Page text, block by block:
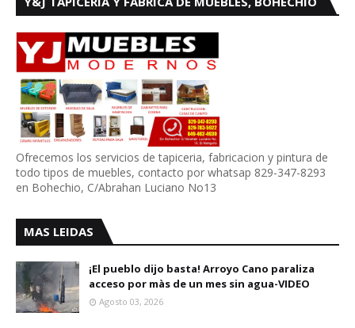
Ofrecemos los servicios de tapiceria, fabricacion y pintura de
todo tipos de muebles, contacto por whatsap 829-347-8293
en Bohechio, C/Abrahan Luciano No13
MAS LEIDAS
¡El pueblo dijo basta! Arroyo Cano paraliza
acceso por màs de un mes sin agua-VIDEO
Agosto 03, 2026